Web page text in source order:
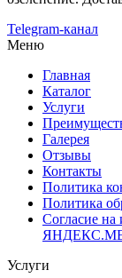
Telegram-канал
Меню
Главная
Каталог
Услуги
Галерея
Отзывы
Контакты
Политика
Политика
Согласие на
Услуги